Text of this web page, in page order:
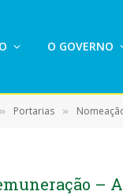
O GOVERNO
» Portarias »
–